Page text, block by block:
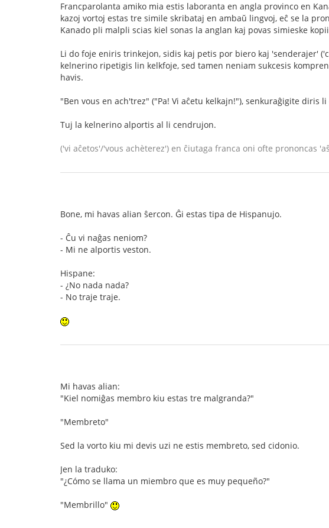
Francparolanta amiko mia estis laboranta en angla provinco en
kazoj vortoj estas tre simile skribataj en ambaŭ lingvoj, eĉ se la
Kanado pli malpli scias kiel sonas la anglan kaj povas simieske
Li do foje eniris trinkejon, sidis kaj petis por biero kaj 'senderajer'
kelnerino ripetigis lin kelkfoje, sed tamen neniam sukcesis
havis.
"Ben vous en ach'trez" ("Pa! Vi aĉetu kelkajn!"), senkuraĝigite diris
Tuj la kelnerino alportis al li cendrujon.
('vi aĉetos'/'vous achèterez') en ĉiutaga franca oni ofte prononcas
Bone, mi havas alian ŝercon. Ĝi estas tipa de Hispanujo.
- Ĉu vi naĝas neniom?
- Mi ne alportis veston.
Hispane:
- ¿No nada nada?
- No traje traje.
Mi havas alian:
"Kiel nomiĝas membro kiu estas tre malgranda?"
"Membreto"
Sed la vorto kiu mi devis uzi ne estis membreto, sed cidonio.
Jen la traduko:
"¿Cómo se llama un miembro que es muy pequeño?"
"Membrillo"